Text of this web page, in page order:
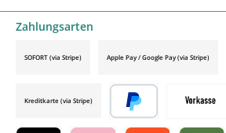
Zahlungsarten
Vorkasse
SOFORT (via Stripe) Apple Pay / Google Pay (via Stripe)
Kreditkarte (via Stripe)
Später bezahlen